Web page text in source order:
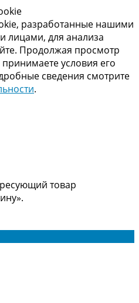
разработанные нашими
лицами, для анализа
Продолжая просмотр
условия его
сведения смотрите
.
товар